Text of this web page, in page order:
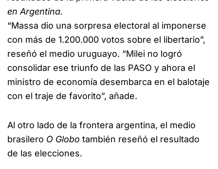
en Argentina.
“Massa dio una sorpresa electoral al imponerse
con más de 1.200.000 votos sobre el libertario”,
reseñó el medio uruguayo. “Milei no logró
consolidar ese triunfo de las PASO y ahora el
ministro de economía desembarca en el balotaje
con el traje de favorito”, añade.
Al otro lado de la frontera argentina, el medio
brasilero O Globo también reseñó el resultado
de las elecciones.